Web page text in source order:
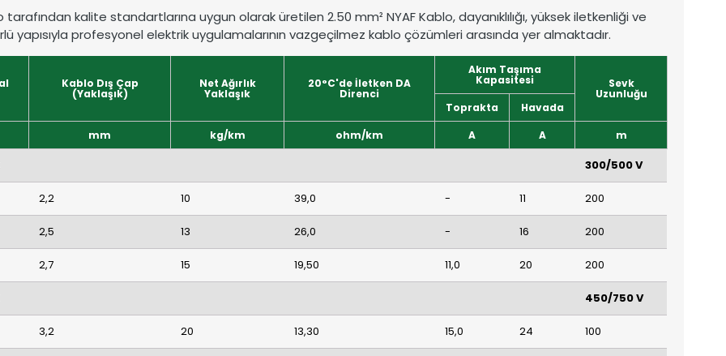
tarafından kalite standartlarına uygun olarak üretilen 2.50 mm² NYAF Kablo, dayanıklılığı, yüksek iletkenliği ve
yapısıyla profesyonel elektrik uygulamalarının vazgeçilmez kablo çözümleri arasında yer almaktadır.
Kablo Dış Çap
(Yaklaşık)
Net Ağırlık
Yaklaşık
20°C'de İletken DA
Direnci
Akım Taşıma
Kapasitesi Sevk
Uzunluğu
Toprakta
Havada
mm kg/km ohm/km A A m
300/500 V
2,2 10 39,0 - 11 200
2,5 13 26,0 - 16 200
2,7 15 19,50 11,0 20 200
450/750 V
3,2 20 13,30 15,0 24 100